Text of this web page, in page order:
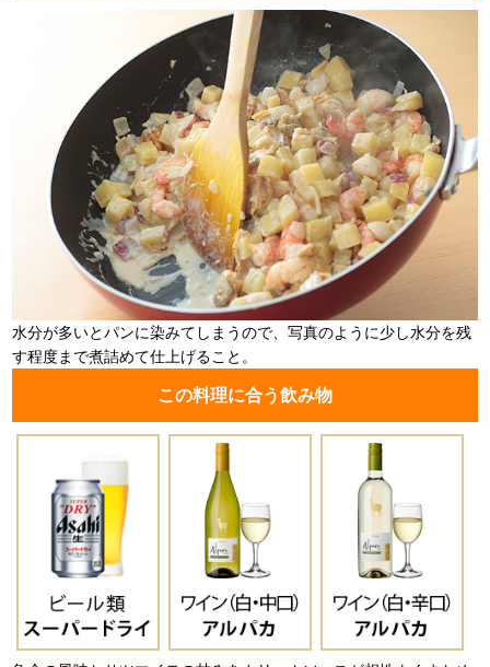
水分が多いとパンに染みてしまうので、写真のように少し水分を残
す程度まで煮詰めて仕上げること。
この料理に合う飲み物